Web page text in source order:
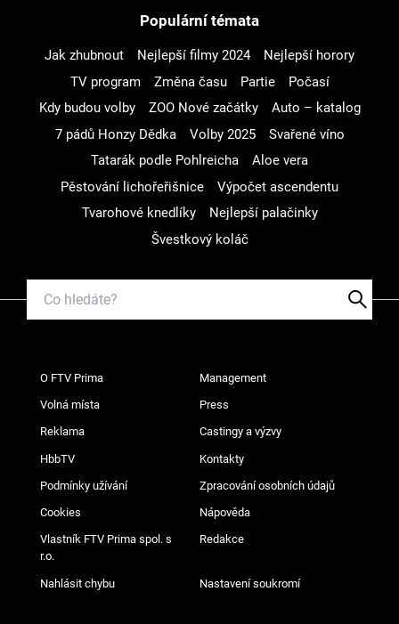
Populární témata
Jak zhubnout Nejlepší filmy 2024
Nejlepší horory
TV program
Změna času Partie
Počasí
Kdy budou volby
ZOO Nové začátky
Auto – katalog
7 pádů Honzy Dědka
Volby 2025
Svařené víno
Tatarák podle Pohlreicha
Aloe vera
Pěstování lichořeřišnice
Výpočet ascendentu
Tvarohové knedlíky
Nejlepší palačinky
Švestkový koláč
O FTV Prima Management
Volná místa Press
Reklama Castingy a výzvy
HbbTV Kontakty
Podmínky užívání Zpracování osobních údajů
Cookies Nápověda
Vlastník FTV Prima spol. s
r.o.
Redakce
Nahlásit chybu Nastavení soukromí